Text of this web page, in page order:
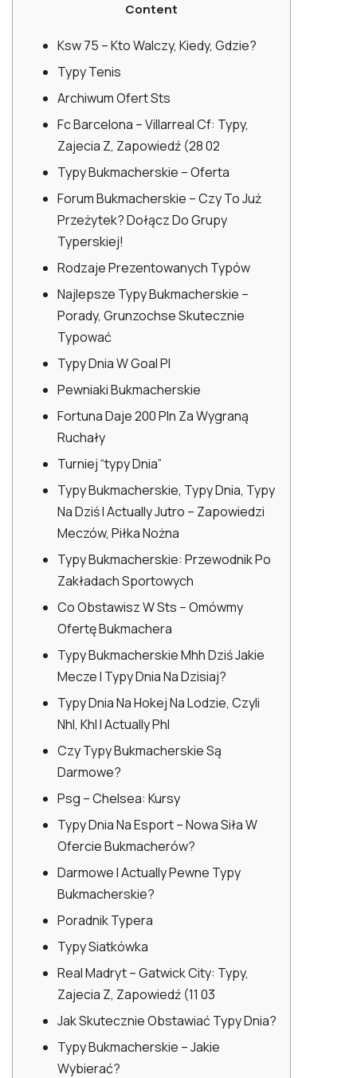
Content
Ksw 75 – Kto Walczy, Kiedy, Gdzie?
Typy Tenis
Archiwum Ofert Sts
Fc Barcelona – Villarreal Cf: Typy,
Zajecia Z, Zapowiedź (28 02
Typy Bukmacherskie – Oferta
Forum Bukmacherskie – Czy To Już
Przeżytek? Dołącz Do Grupy
Typerskiej!
Rodzaje Prezentowanych Typów
Najlepsze Typy Bukmacherskie –
Porady, Grunzochse Skutecznie
Typować
Typy Dnia W Goal Pl
Pewniaki Bukmacherskie
Fortuna Daje 200 Pln Za Wygraną
Ruchały
Turniej “typy Dnia”
Typy Bukmacherskie, Typy Dnia, Typy
Na Dziś I Actually Jutro – Zapowiedzi
Meczów, Piłka Nożna
Typy Bukmacherskie: Przewodnik Po
Zakładach Sportowych
Co Obstawisz W Sts – Omówmy
Ofertę Bukmachera
Typy Bukmacherskie Mhh Dziś Jakie
Mecze I Typy Dnia Na Dzisiaj?
Typy Dnia Na Hokej Na Lodzie, Czyli
Nhl, Khl I Actually Phl
Czy Typy Bukmacherskie Są
Darmowe?
Psg – Chelsea: Kursy
Typy Dnia Na Esport – Nowa Siła W
Ofercie Bukmacherów?
Darmowe I Actually Pewne Typy
Bukmacherskie?
Poradnik Typera
Typy Siatkówka
Real Madryt – Gatwick City: Typy,
Zajecia Z, Zapowiedź (11 03
Jak Skutecznie Obstawiać Typy Dnia?
Typy Bukmacherskie – Jakie
Wybierać?